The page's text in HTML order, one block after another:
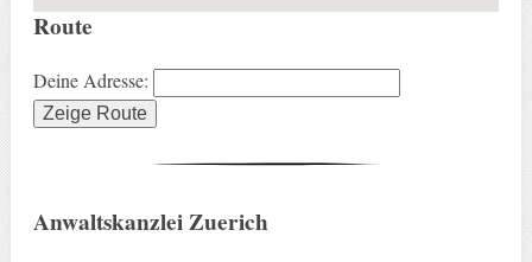
Route
Deine Adresse:
Anwaltskanzlei Zuerich